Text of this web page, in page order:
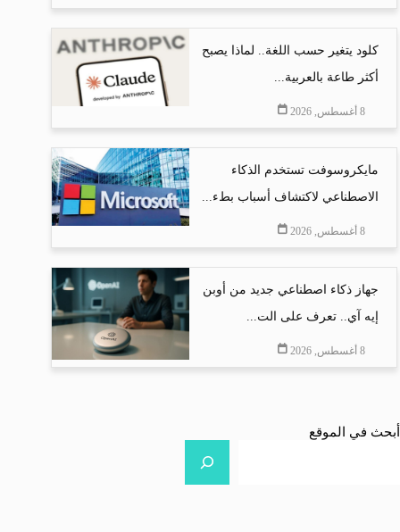
كلود يتغير حسب اللغة.. لماذا يصبح
أكثر طاعة بالعربية...
8 أغسطس, 2026
مايكروسوفت تستخدم الذكاء
الاصطناعي لاكتشاف أسباب بطء...
8 أغسطس, 2026
جهاز ذكاء اصطناعي جديد من أوبن
إيه آي.. تعرف على الت...
8 أغسطس, 2026
أبحث في الموقع